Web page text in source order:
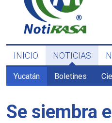
INICIO NOTICIAS
Yucatán Boletines
Se siembra